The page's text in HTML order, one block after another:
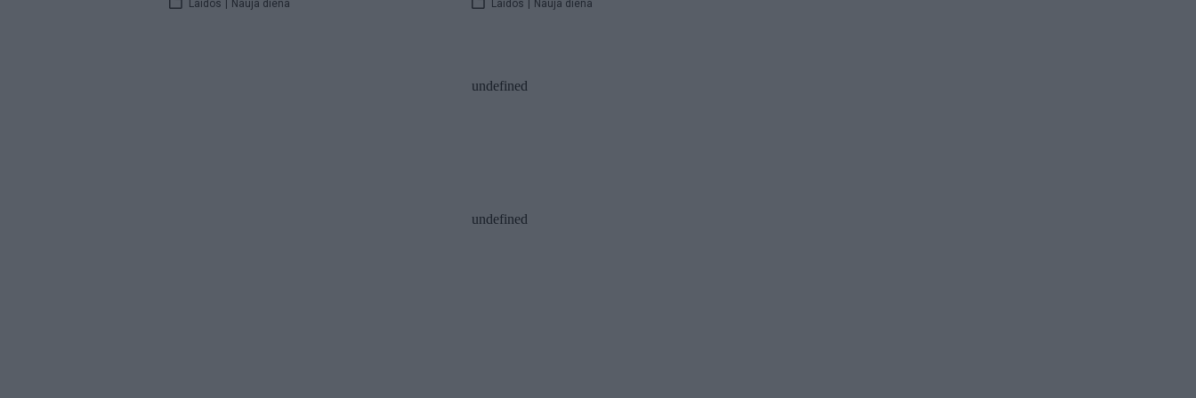
Laidos | Nauja diena Laidos | Nauja diena